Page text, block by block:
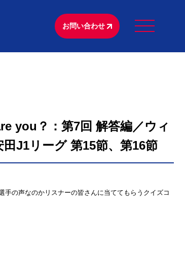
お問い合わせ
you？：第7回 解答編／ウィ
J1リーグ 第15節、第16節
の声なのかリスナーの皆さんに当ててもらうクイズコ